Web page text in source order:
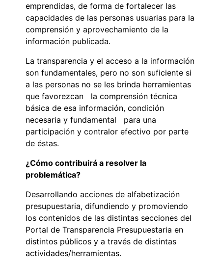
emprendidas, de forma de fortalecer las
capacidades de las personas usuarias para la
comprensión y aprovechamiento de la
información publicada.
La transparencia y el acceso a la información
son fundamentales, pero no son suficiente si
a las personas no se les brinda herramientas
que favorezcan la comprensión técnica
básica de esa información, condición
necesaria y fundamental para una
participación y contralor efectivo por parte
de éstas.
¿Cómo contribuirá a resolver la
problemática?
Desarrollando acciones de alfabetización
presupuestaria, difundiendo y promoviendo
los contenidos de las distintas secciones del
Portal de Transparencia Presupuestaria en
distintos públicos y a través de distintas
actividades/herramientas.